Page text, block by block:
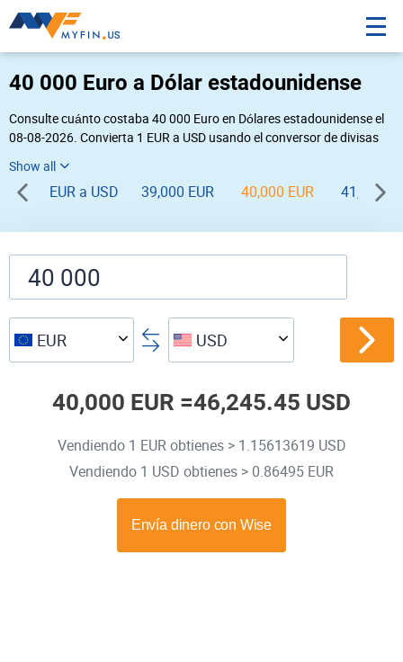
40 000 Euro a Dólar estadounidense
Consulte cuánto costaba 40 000 Euro en Dólares estadounidense el
08-08-2026. Convierta 1 EUR a USD usando el conversor de divisas
USD EUR ».
EUR a USD 39,000 EUR 40,000 EUR 41,000
EUR USD
40,000 EUR =46,245.45 USD
Vendiendo 1 EUR obtienes > 1.15613619 USD
Vendiendo 1 USD obtienes > 0.86495 EUR